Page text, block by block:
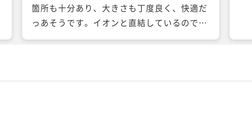
箇所も十分あり、大きさも丁度良く、快適だ
っあそうです。イオンと直結しているので、
旭川のお菓子や食べ物など、気軽に買い出し